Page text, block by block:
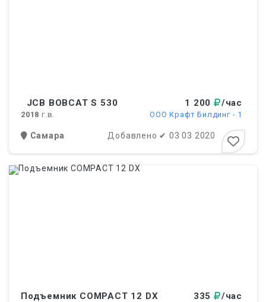
JCB BOBCAT S 530 1 200 /час
2018 г.в. ООО Крафт Билдинг - 1
Самара Добавлено ✔ 03 03 2020
Подъемник COMPACT 12 DX 335 /час